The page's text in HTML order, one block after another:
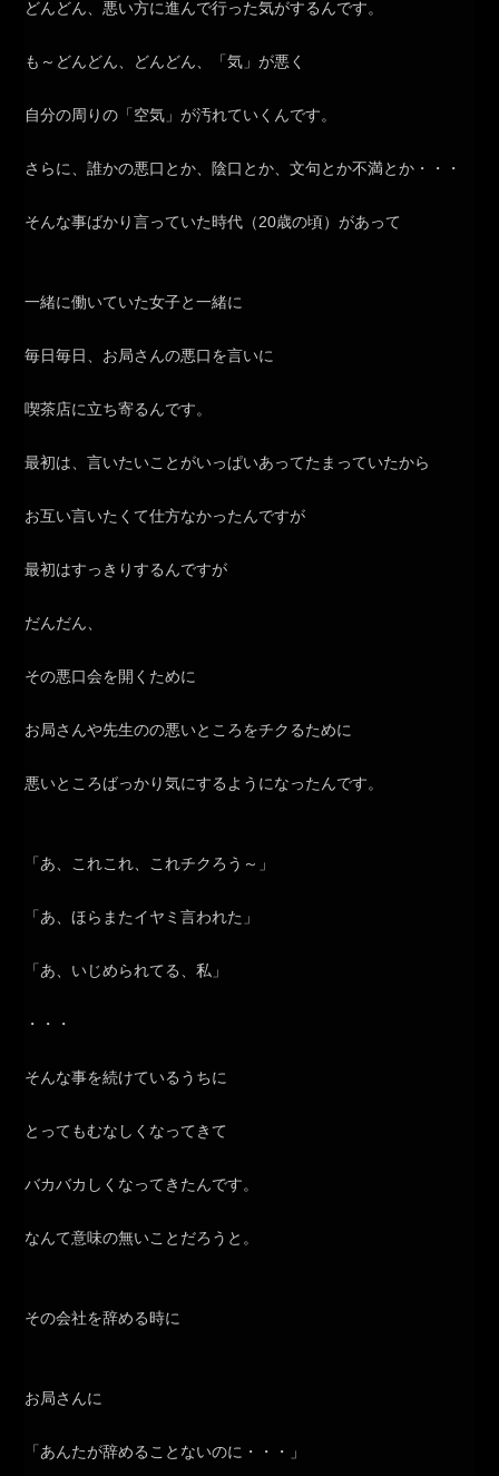
どんどん、悪い方に進んで行った気がするんです。
も～どんどん、どんどん、「気」が悪く
自分の周りの「空気」が汚れていくんです。
さらに、誰かの悪口とか、陰口とか、文句とか不満とか・・・
そんな事ばかり言っていた時代（20歳の頃）があって
一緒に働いていた女子と一緒に
毎日毎日、お局さんの悪口を言いに
喫茶店に立ち寄るんです。
最初は、言いたいことがいっぱいあってたまっていたから
お互い言いたくて仕方なかったんですが
最初はすっきりするんですが
だんだん、
その悪口会を開くために
お局さんや先生のの悪いところをチクるために
悪いところばっかり気にするようになったんです。
「あ、これこれ、これチクろう～」
「あ、ほらまたイヤミ言われた」
「あ、いじめられてる、私」
・・・
そんな事を続けているうちに
とってもむなしくなってきて
バカバカしくなってきたんです。
なんて意味の無いことだろうと。
その会社を辞める時に
お局さんに
「あんたが辞めることないのに・・・」